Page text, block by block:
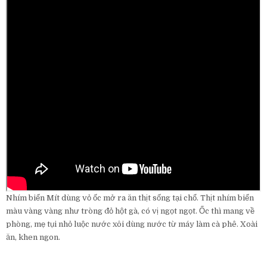
Nhím biển Mít dùng vỏ ốc mở ra ăn thịt sống tại chổ. Thịt nhím biển
màu vàng vàng như tròng đỏ hột gà, có vị ngọt ngọt. Ốc thì mang về
phòng, mẹ tụi nhỏ luộc nước xôi dùng nước từ máy làm cà phê. Xoài
ăn, khen ngon.